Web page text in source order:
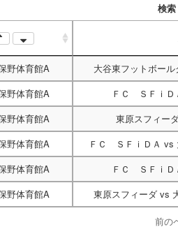
検索
野体育館A 大谷東フットボール
野体育館A ＦＣ ＳＦｉＤ
野体育館A 東原スフィー
野体育館A ＦＣ ＳＦｉＤＡ vs
野体育館A ＦＣ ＳＦｉＤ
野体育館A 東原スフィーダvs
前の